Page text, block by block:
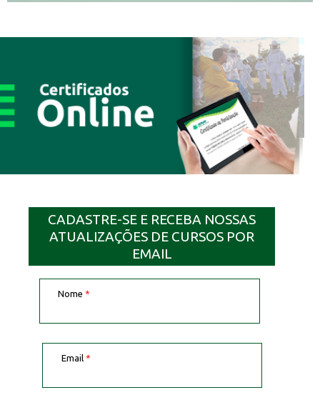
CADASTRE-SE E RECEBA NOSSAS
ATUALIZAÇÕES DE CURSOS POR
EMAIL
Nome *
Email *